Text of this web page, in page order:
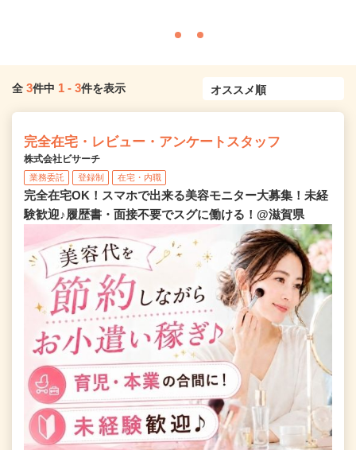
全 3件中 1 - 3件を表示
完全在宅・レビュー・アンケートスタッフ
株式会社ビサーチ
業務委託 登録制 在宅・内職
完全在宅OK！スマホで出来る美容モニター大募集！未経
験歓迎♪履歴書・面接不要でスグに働ける！@滋賀県